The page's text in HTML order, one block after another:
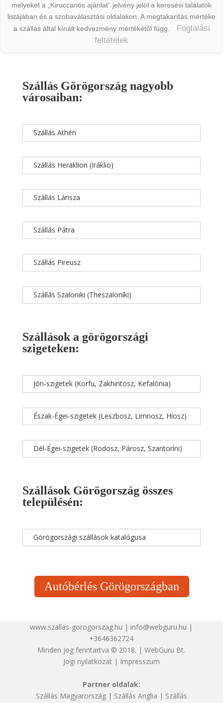
melyeket a „Kiruccanós ajánlat” jelvény jelöl a keresési találatok
listájában és a szobaválasztási oldalakon. A megtakarítás mértéke
a szállás által kínált kedvezmény mértékétől függ.
Foglalási
feltételek
Szállás Görögország nagyobb
városaiban:
Szállás Athén
Szállás Heraklion (Iráklio)
Szállás Lárisza
Szállás Pátra
Szállás Pireusz
Szállás Szaloniki (Theszaloníki)
Szállások a görögországi
szigeteken:
Jón-szigetek (Korfu, Zakhintosz, Kefalónia)
Észak-Égei-szigetek (Leszbosz, Limnosz, Híosz)
Dél-Égei-szigetek (Rodosz, Párosz, Szantoríni)
Szállások Görögország összes
településén:
Görögországi szállások katalógusa
Autóbérlés Görögországban
www.szallas-gorogorszag.hu | info@webguru.hu |
+3646362724
Minden jog fenntartva © 2018. | WebGuru Bt.
Jogi nyilatkozat| Impresszum
Partner oldalak:
Szállás Magyarország| Szállás Anglia | Szállás